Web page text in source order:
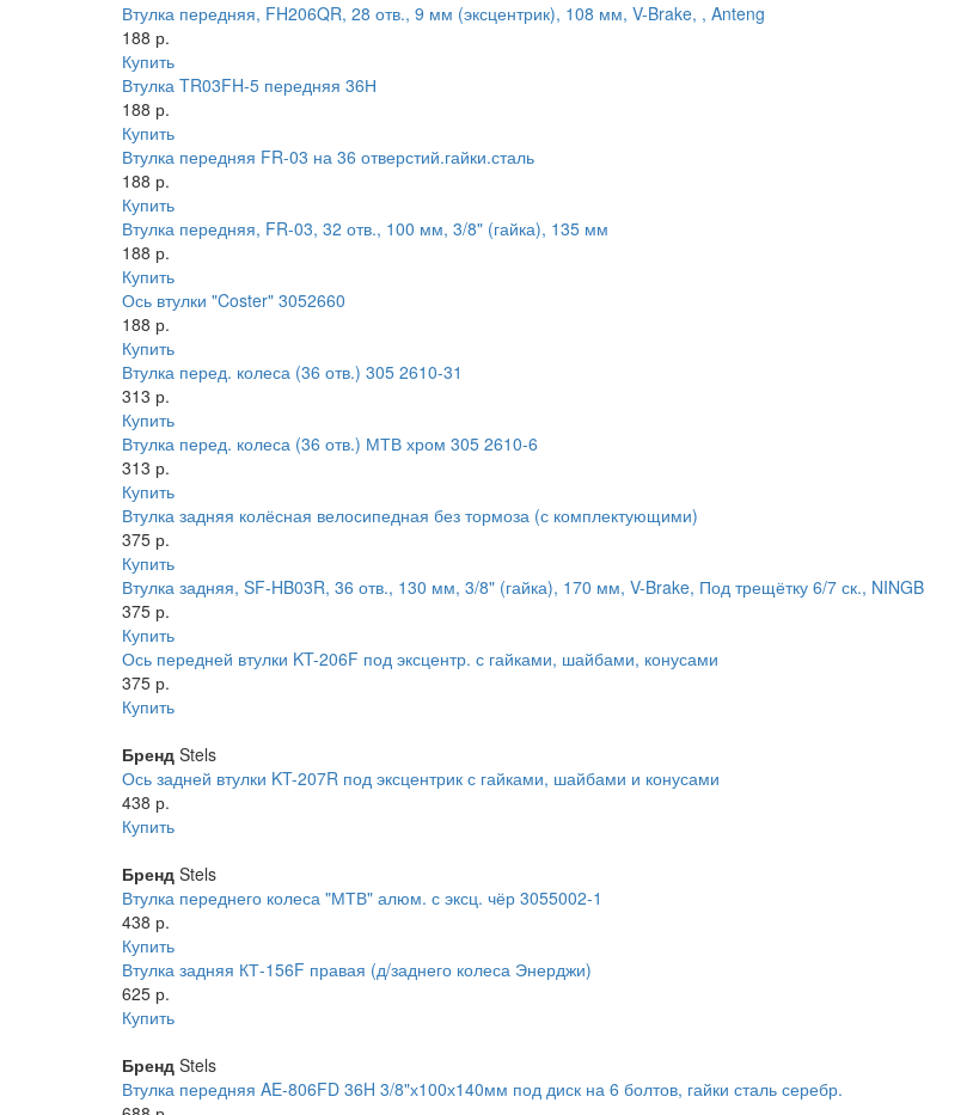
Втулка передняя, FH206QR, 28 отв., 9 мм (эксцентрик), 108 мм, V-Brake, , Anteng
188 р.
Купить
Втулка TR03FH-5 передняя 36Н
188 р.
Купить
Втулка передняя FR-03 на 36 отверстий.гайки.сталь
188 р.
Купить
Втулка передняя, FR-03, 32 отв., 100 мм, 3/8" (гайка), 135 мм
188 р.
Купить
Ось втулки "Coster" 3052660
188 р.
Купить
Втулка перед. колеса (36 отв.) 305 2610-31
313 р.
Купить
Втулка перед. колеса (36 отв.) МТВ хром 305 2610-6
313 р.
Купить
Втулка задняя колёсная велосипедная без тормоза (с комплектующими)
375 р.
Купить
Втулка задняя, SF-HB03R, 36 отв., 130 мм, 3/8" (гайка), 170 мм, V-Brake, Под трещётку 6/7 ск., NINGB
375 р.
Купить
Ось передней втулки KT-206F под эксцентр. с гайками, шайбами, конусами
375 р.
Купить
Бренд Stels
Ось задней втулки KT-207R под эксцентрик с гайками, шайбами и конусами
438 р.
Купить
Бренд Stels
Втулка переднего колеса "МТВ" алюм. с эксц. чёр 3055002-1
438 р.
Купить
Втулка задняя КТ-156F правая (д/заднего колеса Энерджи)
625 р.
Купить
Бренд Stels
Втулка передняя AE-806FD 36H 3/8"х100х140мм под диск на 6 болтов, гайки сталь серебр.